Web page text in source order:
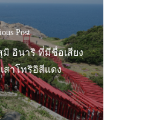
Post
มิ อินาริ ที่มีชื่อเสียง
สาโทริอิสีแดง